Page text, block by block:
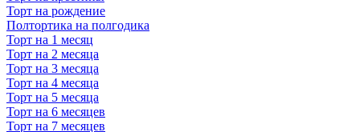
Торт на рождение
Полтортика на полгодика
Торт на 1 месяц
Торт на 2 месяца
Торт на 3 месяца
Торт на 4 месяца
Торт на 5 месяца
Торт на 6 месяцев
Торт на 7 месяцев